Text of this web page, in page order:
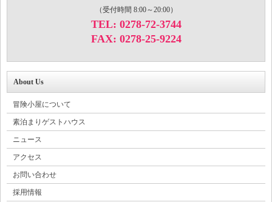
（受付時間 8:00～20:00）
TEL: 0278-72-3744
FAX: 0278-25-9224
About Us
冒険小屋について
素泊まりゲストハウス
ニュース
アクセス
お問い合わせ
採用情報